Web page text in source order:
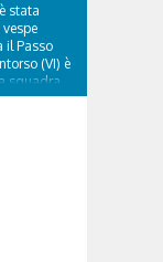
stata
il Passo
(VI) è
squadra